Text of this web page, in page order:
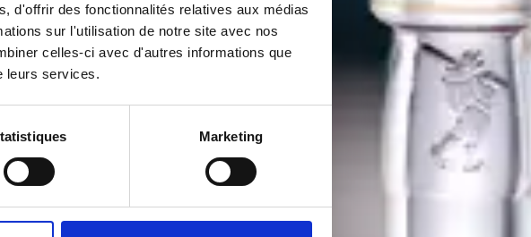
d'offrir des fonctionnalités relatives aux médias
sur l'utilisation de notre site avec nos
celles-ci avec d'autres informations que
leurs services.
Marketing